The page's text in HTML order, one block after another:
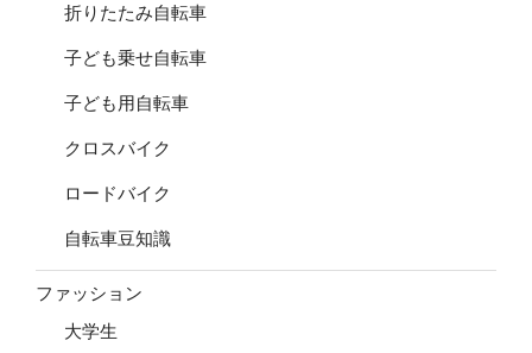
折りたたみ自転車
子ども乗せ自転車
子ども用自転車
クロスバイク
ロードバイク
自転車豆知識
ファッション
大学生